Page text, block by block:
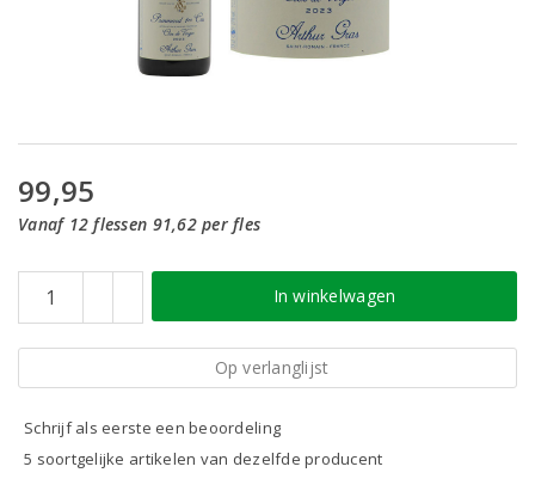
99,95
Vanaf 12 flessen 91,62 per fles
In winkelwagen
Op verlanglijst
Schrijf als eerste een beoordeling
5 soortgelijke artikelen van dezelfde producent